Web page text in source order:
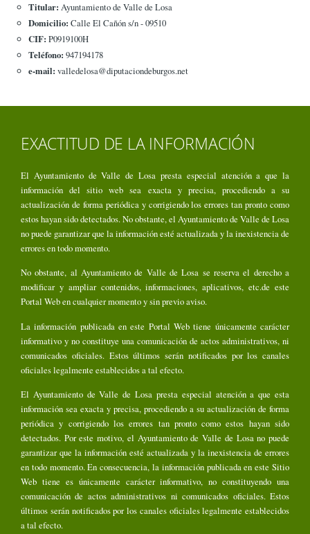
Titular: Ayuntamiento de Valle de Losa
Domicilio: Calle El Cañón s/n - 09510
CIF: P0919100H
Teléfono: 947194178
e-mail: valledelosa@diputaciondeburgos.net
EXACTITUD DE LA INFORMACIÓN
El Ayuntamiento de Valle de Losa presta especial atención a que la
información del sitio web sea exacta y precisa, procediendo a su
actualización de forma periódica y corrigiendo los errores tan pronto como
estos hayan sido detectados. No obstante, el Ayuntamiento de Valle de Losa
no puede garantizar que la información esté actualizada y la inexistencia de
errores en todo momento.
No obstante, al Ayuntamiento de Valle de Losa se reserva el derecho a
modificar y ampliar contenidos, informaciones, aplicativos, etc.de este
Portal Web en cualquier momento y sin previo aviso.
La información publicada en este Portal Web tiene únicamente carácter
informativo y no constituye una comunicación de actos administrativos, ni
comunicados oficiales. Estos últimos serán notificados por los canales
oficiales legalmente establecidos a tal efecto.
El Ayuntamiento de Valle de Losa presta especial atención a que esta
información sea exacta y precisa, procediendo a su actualización de forma
periódica y corrigiendo los errores tan pronto como estos hayan sido
detectados. Por este motivo, el Ayuntamiento de Valle de Losa no puede
garantizar que la información esté actualizada y la inexistencia de errores
en todo momento. En consecuencia, la información publicada en este Sitio
Web tiene es únicamente carácter informativo, no constituyendo una
comunicación de actos administrativos ni comunicados oficiales. Estos
últimos serán notificados por los canales oficiales legalmente establecidos
a tal efecto.